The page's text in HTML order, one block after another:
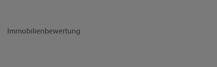
Immobilienbewertung